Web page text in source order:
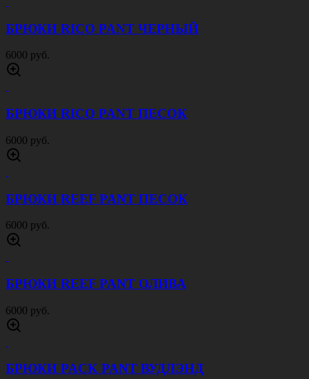
БРЮКИ RICO PANT ЧЕРНЫЙ
6000 руб.
БРЮКИ RICO PANT ПЕСОК
6000 руб.
БРЮКИ REEF PANT ПЕСОК
6000 руб.
БРЮКИ REEF PANT ОЛИВА
6000 руб.
БРЮКИ PACK PANT ВУДЛЭНД